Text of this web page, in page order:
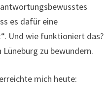
es dafür eine
Und wie funktioniert das?
zu bewundern.
mich heute: